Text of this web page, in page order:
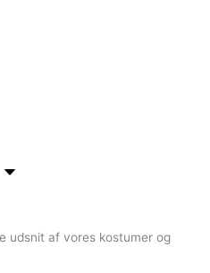
udsnit af vores kostumer og